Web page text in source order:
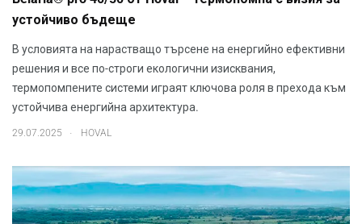
устойчиво бъдеще
В условията на нарастващо търсене на енергийно ефективни
решения и все по-строги екологични изисквания,
термопомпените системи играят ключова роля в прехода към
устойчива енергийна архитектура.
29.07.2025 HOVAL